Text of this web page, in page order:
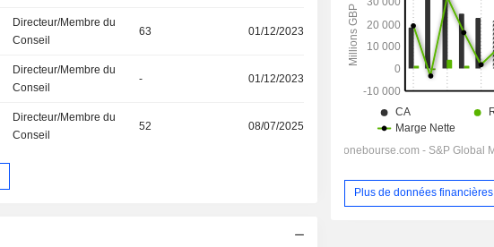
Directeur/Membre du
Conseil
63 01/12/2023
Directeur/Membre du
Conseil
- 01/12/2023
Directeur/Membre du
Conseil
52 08/07/2025
Plus de données financières